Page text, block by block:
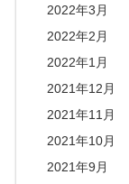
2022年3月
2022年2月
2022年1月
2021年12月
2021年11月
2021年10月
2021年9月